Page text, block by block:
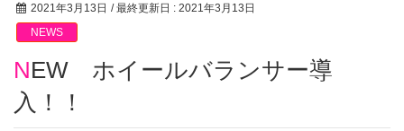
2021年3月13日 / 最終更新日 : 2021年3月13日
NEWS
NEW ホイールバランサー導
入！！